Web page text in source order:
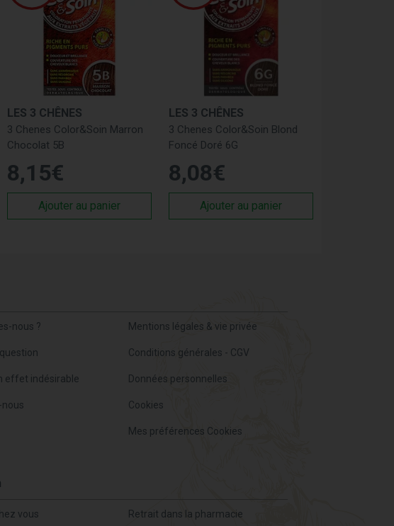
LES 3 CHÊNES
3 Chenes Color&Soin Marron
Chocolat 5B
8,15€
Ajouter au panier
LES 3 CHÊNES
3 Chenes Color&Soin Blond
Foncé Doré 6G
8,08€
Ajouter au panier
nous ?
effet indésirable
Mentions légales & vie privée
Conditions générales - CGV
Données personnelles
Cookies
Mes préférences Cookies
vous Retrait dans la pharmacie